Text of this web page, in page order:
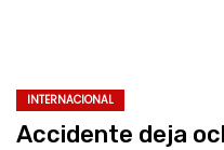
INTERNACIONAL
Accidente deja